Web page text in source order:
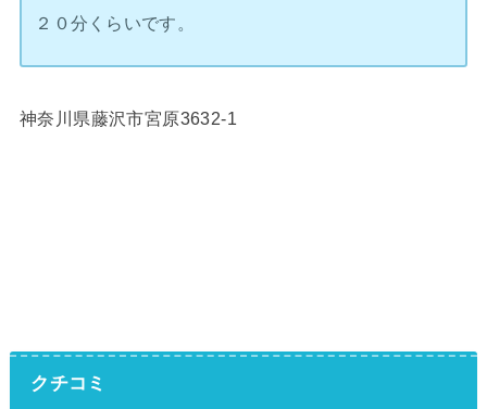
２０分くらいです。
神奈川県藤沢市宮原3632-1
クチコミ